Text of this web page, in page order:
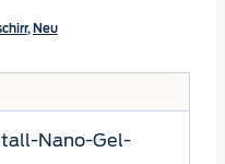
, Neu
Nano-Gel-